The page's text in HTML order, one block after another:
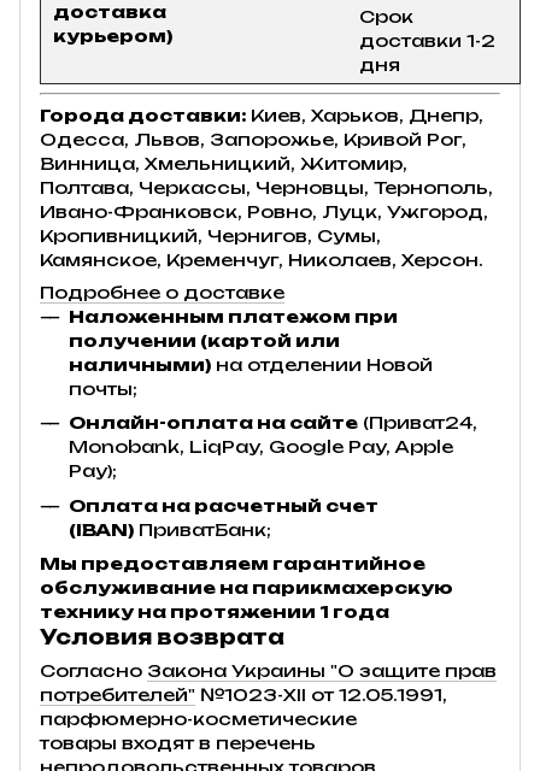
доставка
курьером)
Срок
доставки 1-2
дня
Города доставки: Киев, Харьков, Днепр,
Одесса, Львов, Запорожье, Кривой Рог,
Винница, Хмельницкий, Житомир,
Полтава, Черкассы, Черновцы, Тернополь,
Ивано-Франковск, Ровно, Луцк, Ужгород,
Кропивницкий, Чернигов, Сумы,
Камянское, Кременчуг, Николаев, Херсон.
Подробнее о доставке
Наложенным платежом при
получении (картой или
наличными) на отделении Новой
почты;
Онлайн-оплата на сайте (Приват24,
Monobank, LiqPay, Google Pay, Apple
Pay);
Оплата на расчетный счет
(IBAN) ПриватБанк;
Мы предоставляем гарантийное
обслуживание на парикмахерскую
технику на протяжении 1 года
Условия возврата
Согласно Закона Украины "О защите прав
потребителей" №1023-XII от 12.05.1991,
парфюмерно-косметические
товары входят в перечень